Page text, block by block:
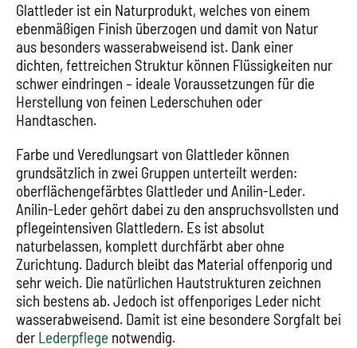
Glattleder ist ein Naturprodukt, welches von einem
ebenmäßigen Finish überzogen und damit von Natur
aus besonders wasserabweisend ist. Dank einer
dichten, fettreichen Struktur können Flüssigkeiten nur
schwer eindringen – ideale Voraussetzungen für die
Herstellung von feinen Lederschuhen oder
Handtaschen.
Farbe und Veredlungsart von Glattleder können
grundsätzlich in zwei Gruppen unterteilt werden:
oberflächengefärbtes Glattleder und Anilin-Leder.
Anilin-Leder gehört dabei zu den anspruchsvollsten und
pflegeintensiven Glattledern. Es ist absolut
naturbelassen, komplett durchfärbt aber ohne
Zurichtung. Dadurch bleibt das Material offenporig und
sehr weich. Die natürlichen Hautstrukturen zeichnen
sich bestens ab. Jedoch ist offenporiges Leder nicht
wasserabweisend. Damit ist eine besondere Sorgfalt bei
der Lederpflege notwendig.